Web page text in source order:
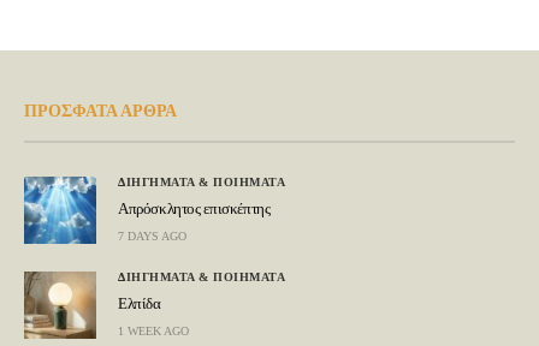
ΠΡΟΣΦΑΤΑ ΑΡΘΡΑ
ΔΙΗΓΗΜΑΤΑ & ΠΟΙΗΜΑΤΑ
Απρόσκλητος επισκέπτης
7 DAYS AGO
ΔΙΗΓΗΜΑΤΑ & ΠΟΙΗΜΑΤΑ
Ελπίδα
1 WEEK AGO